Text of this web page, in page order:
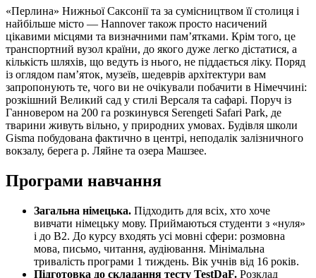
«Перлина» Нижньої Саксонії та за сумісництвом її столиця і
найбільше місто — Hannover також просто насичений
цікавими місцями та визначними пам’ятками. Крім того, це
транспортний вузол країни, до якого дуже легко дістатися, а
кількість шляхів, що ведуть із нього, не піддається ліку. Поряд
із оглядом пам’яток, музеїв, шедеврів архітектури вам
запропонують те, чого ви не очікували побачити в Німеччині:
розкішний Великий сад у стилі Версаля та сафарі. Поруч із
Ганновером на 200 га розкинувся Serengeti Safari Park, де
тварини живуть вільно, у природних умовах. Будівля школи
Gisma побудована фактично в центрі, неподалік залізничного
вокзалу, берега р. Ляйне та озера Машзее.
Програми навчання
Загальна німецька. Підходить для всіх, хто хоче
вивчати німецьку мову. Приймаються студенти з «нуля»
і до В2. До курсу входять усі мовні сфери: розмовна
мова, письмо, читання, аудіювання. Мінімальна
тривалість програми 1 тиждень. Вік учнів від 16 років.
Підготовка до складання тесту TestDaF. Розклад